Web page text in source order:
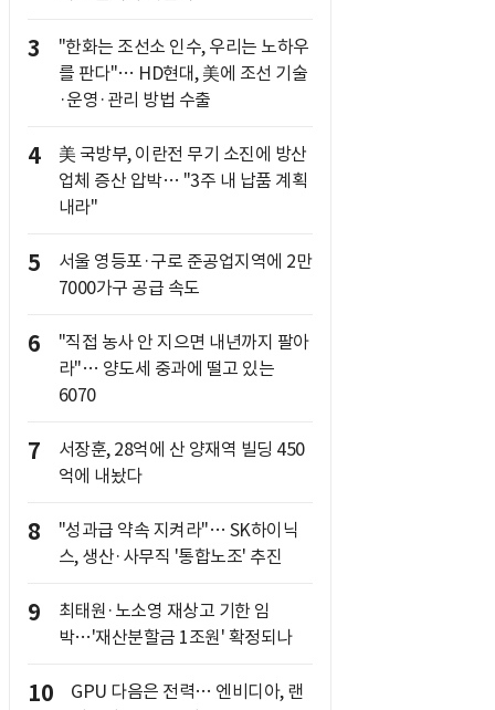
3
"한화는 조선소 인수, 우리는 노하우
를 판다"… HD현대, 美에 조선 기술
·운영·관리 방법 수출
4
美 국방부, 이란전 무기 소진에 방산
업체 증산 압박… "3주 내 납품 계획
내라"
5
서울 영등포·구로 준공업지역에 2만
7000가구 공급 속도
6
"직접 농사 안 지으면 내년까지 팔아
라"… 양도세 중과에 떨고 있는
6070
7
서장훈, 28억에 산 양재역 빌딩 450
억에 내놨다
8
"성과급 약속 지켜라"… SK하이닉
스, 생산·사무직 '통합노조' 추진
9
최태원·노소영 재상고 기한 임
박…'재산분할금 1조원' 확정되나
10
GPU 다음은 전력… 엔비디아, 랜